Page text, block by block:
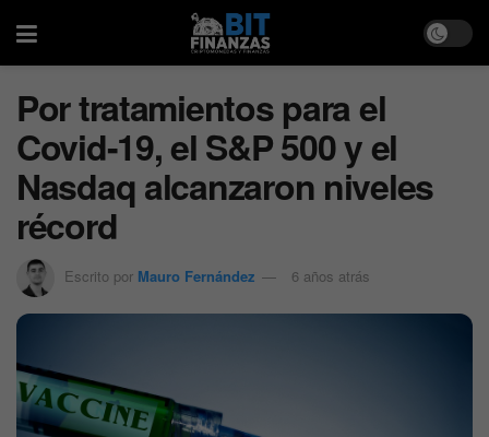
Por tratamientos para el
Covid-19, el S&P 500 y el
Nasdaq alcanzaron niveles
récord
Escrito por Mauro Fernández 6 años atrás